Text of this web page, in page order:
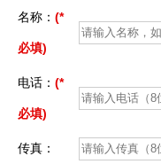
名称：(*
必填)
电话：(*
必填)
传真：